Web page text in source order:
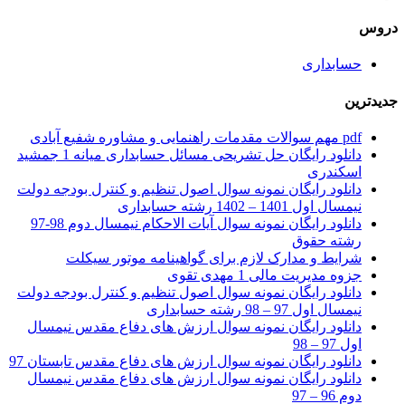
دروس
حسابداری
جدیدترین
pdf مهم سوالات مقدمات راهنمایی و مشاوره شفیع آبادی
دانلود رایگان حل تشریحی مسائل حسابداری میانه 1 جمشید
اسکندری
دانلود رایگان نمونه سوال اصول تنظیم و کنترل بودجه دولت
نیمسال اول 1401 – 1402 رشته حسابداری
دانلود رایگان نمونه سوال آیات الاحکام نیمسال دوم 98-97
رشته حقوق
شرایط و مدارک لازم برای گواهینامه موتور سیکلت
جزوه مدیریت مالی 1 مهدی تقوی
دانلود رایگان نمونه سوال اصول تنظیم و کنترل بودجه دولت
نیمسال اول 97 – 98 رشته حسابداری
دانلود رایگان نمونه سوال ارزش های دفاع مقدس نیمسال
اول 97 – 98
دانلود رایگان نمونه سوال ارزش های دفاع مقدس تابستان 97
دانلود رایگان نمونه سوال ارزش های دفاع مقدس نیمسال
دوم 96 – 97